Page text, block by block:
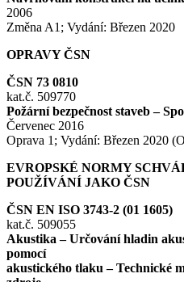
2006
Změna A1; Vydání: Březen 2020
OPRAVY ČSN
ČSN 73 0810
kat.č. 509770
Požární bezpečnost staveb –
Červenec 2016
Oprava 1; Vydání: Březen 2020
EVROPSKÉ NORMY
POUŽÍVÁNÍ JAKO ČSN
ČSN EN ISO 3743-2 (01 1605)
kat.č. 509055
Akustika – Určování hladin
pomocí
akustického tlaku – Technické